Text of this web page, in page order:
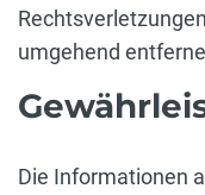
umgehend
Die Informationen